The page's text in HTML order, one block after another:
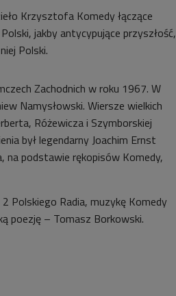
Krzysztofa Komedy łączące
jakby antycypujące przyszłość,
Polski.
Zachodnich w roku 1967. W
Namysłowski. Wiersze wielkich
Różewicza i Szymborskiej
był legendarny Joachim Ernst
na podstawie rękopisów Komedy,
Polskiego Radia, muzykę Komedy
poezję – Tomasz Borkowski.